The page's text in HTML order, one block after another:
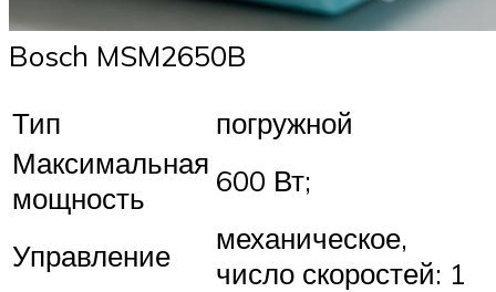
Bosch MSM2650B
Тип
погружной
Максимальная
мощность
600 Вт;
Управление
механическое,
число скоростей: 1